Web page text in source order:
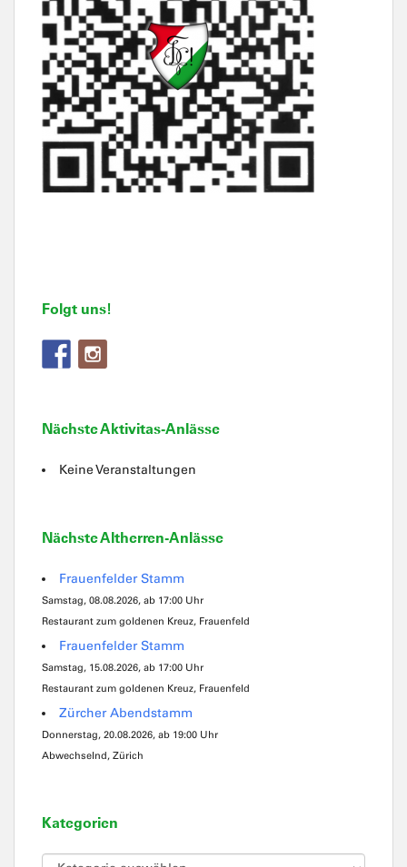
Folgt uns!
Nächste Aktivitas-Anlässe
Keine Veranstaltungen
Nächste Altherren-Anlässe
Frauenfelder Stamm
Samstag, 08.08.2026, ab 17:00 Uhr
Restaurant zum goldenen Kreuz, Frauenfeld
Frauenfelder Stamm
Samstag, 15.08.2026, ab 17:00 Uhr
Restaurant zum goldenen Kreuz, Frauenfeld
Zürcher Abendstamm
Donnerstag, 20.08.2026, ab 19:00 Uhr
Abwechselnd, Zürich
Kategorien
Kategorien